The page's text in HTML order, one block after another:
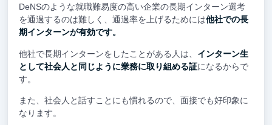
DeNSのような就職難易度の高い企業の長期インターン選考
を通過するのは難しく、通過率を上げるためには他社での長
期インターンが有効です。
他社で長期インターンをしたことがある人は、 インターン生
として社会人と同じように業務に取り組める証になるからで
す。
また、社会人と話すことにも慣れるので、面接でも好印象に
なります。